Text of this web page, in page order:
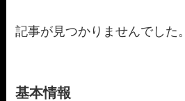
記事が見つかりませんでした。
基本情報